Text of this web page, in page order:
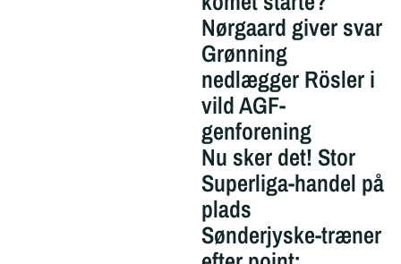
Nørgaard giver svar
Grønning
nedlægger Rösler i
vild AGF-
genforening
Nu sker det! Stor
Superliga-handel på
plads
Sønderjyske-træner